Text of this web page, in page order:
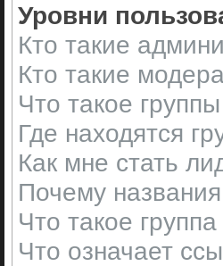
Уровни
Кто такие
Кто такие
Что такое
Где находятся
Как мне стать
Почему
Что такое
Что означает